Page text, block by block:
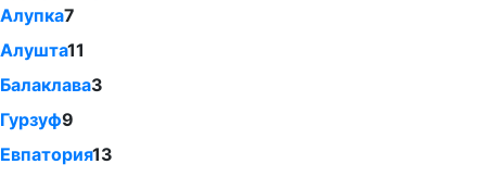
Алупка7
Алушта11
Балаклава3
Гурзуф9
Евпатория13